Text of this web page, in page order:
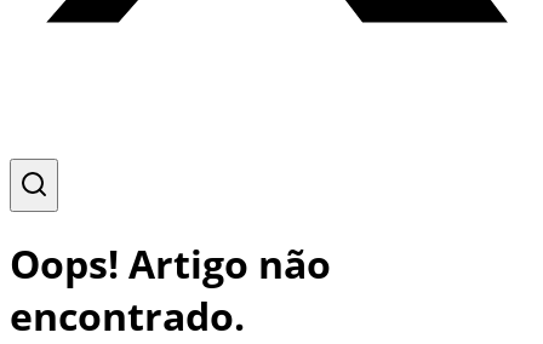
Oops! Artigo não
encontrado.